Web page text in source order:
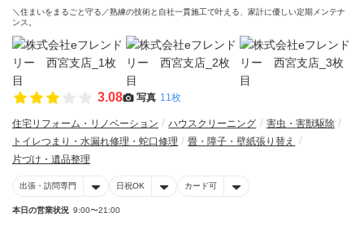
＼住まいをまるごと守る／熟練の技術と自社一貫施工で叶える、家計に優しい定期メンテナ
ンス。
3.08 写真 11枚
住宅リフォーム・リノベーション ハウスクリーニング
害虫・害獣駆除
トイレつまり・水漏れ修理・蛇口修理
畳・障子・壁紙張り替え
片づけ・遺品整理
出張・訪問専門 日祝OK カード可
本日の営業状況 9:00〜21:00